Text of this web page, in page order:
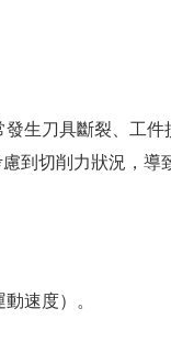
生刀具斷裂、工
到切削力狀況，導
速度）。